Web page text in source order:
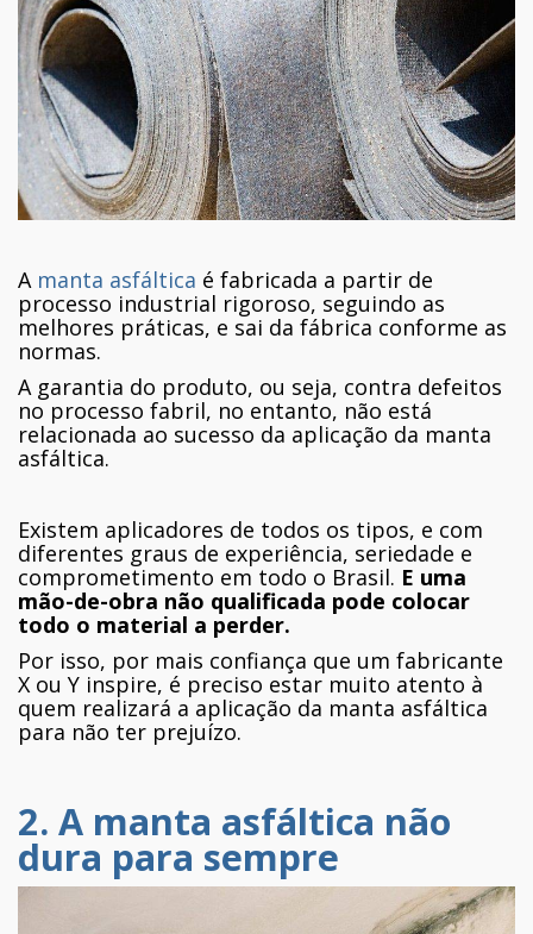
A manta asfáltica é fabricada a partir de
processo industrial rigoroso, seguindo as
melhores práticas, e sai da fábrica conforme as
normas.
A garantia do produto, ou seja, contra defeitos
no processo fabril, no entanto, não está
relacionada ao sucesso da aplicação da manta
asfáltica.
Existem aplicadores de todos os tipos, e com
diferentes graus de experiência, seriedade e
comprometimento em todo o Brasil. E uma
mão-de-obra não qualificada pode colocar
todo o material a perder.
Por isso, por mais confiança que um fabricante
X ou Y inspire, é preciso estar muito atento à
quem realizará a aplicação da manta asfáltica
para não ter prejuízo.
2. A manta asfáltica não
dura para sempre